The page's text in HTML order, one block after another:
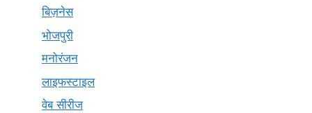
बिज़नेस
भोजपुरी
मनोरंजन
लाइफस्टाइल
वेब सीरीज